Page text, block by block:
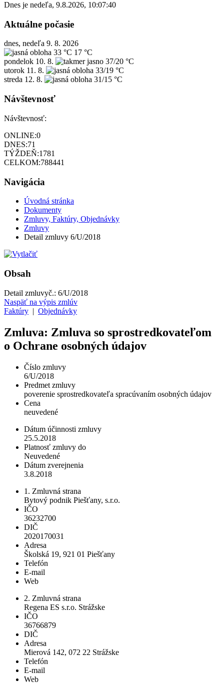
Dnes je nedeľa, 9.8.2026, 10:07:40
Aktuálne počasie
dnes, nedeľa 9. 8. 2026
33 °C 17 °C
pondelok 10. 8.
37/20 °C
utorok 11. 8.
33/19 °C
streda 12. 8. 31/15 °C
Návštevnosť
Návštevnosť:
ONLINE:0
DNES:71
TÝŽDEŇ:1781
CELKOM:788441
Navigácia
Úvodná stránka
Dokumenty
Zmluvy, Faktúry, Objednávky
Zmluvy
Detail zmluvy 6/U/2018
Obsah
Detail zmluvyč.: 6/U/2018
Naspäť na výpis zmlúv
Faktúry | Objednávky
Zmluva: Zmluva so sprostredkovateľom
o Ochrane osobných údajov
Číslo zmluvy
6/U/2018
Predmet zmluvy
poverenie sprostredkovateľa spracúvaním osobných údajov
Cena
neuvedené
Dátum účinnosti zmluvy
25.5.2018
Platnosť zmluvy do
Neuvedené
Dátum zverejnenia
3.8.2018
1. Zmluvná strana
Bytový podnik Piešťany, s.r.o.
IČO
36232700
DIČ
2020170031
Adresa
Školská 19, 921 01 Piešťany
Telefón
E-mail
Web
2. Zmluvná strana
Regena ES s.r.o. Strážske
IČO
36766879
DIČ
Adresa
Mierová 142, 072 22 Strážske
Telefón
E-mail
Web